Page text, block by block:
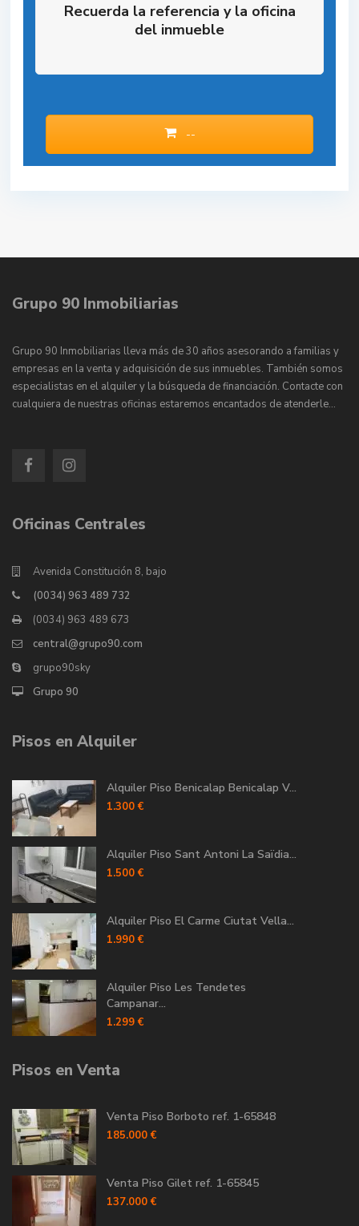
Recuerda la referencia y la oficina
del inmueble
--
Grupo 90 Inmobiliarias
Grupo 90 Inmobiliarias lleva más de 30 años asesorando a familias y
empresas en la venta y adquisición de sus inmuebles. También somos
especialistas en el alquiler y la búsqueda de financiación. Contacte con
cualquiera de nuestras oficinas estaremos encantados de atenderle…
Oficinas Centrales
Avenida Constitución 8, bajo
(0034) 963 489 732
(0034) 963 489 673
central@grupo90.com
grupo90sky
Grupo 90
Pisos en Alquiler
Alquiler Piso Benicalap Benicalap V...
1.300 €
Alquiler Piso Sant Antoni La Saïdia...
1.500 €
Alquiler Piso El Carme Ciutat Vella...
1.990 €
Alquiler Piso Les Tendetes
Campanar...
1.299 €
Pisos en Venta
Venta Piso Borboto ref. 1-65848
185.000 €
Venta Piso Gilet ref. 1-65845
137.000 €